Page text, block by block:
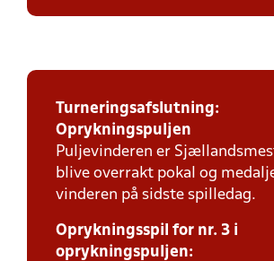
Turneringsafslutning:
Oprykningspuljen
Puljevinderen er
blive overrakt pokal og
vinderen på sidste spilledag.
Oprykningsspil for nr. 3 i
oprykningspuljen: